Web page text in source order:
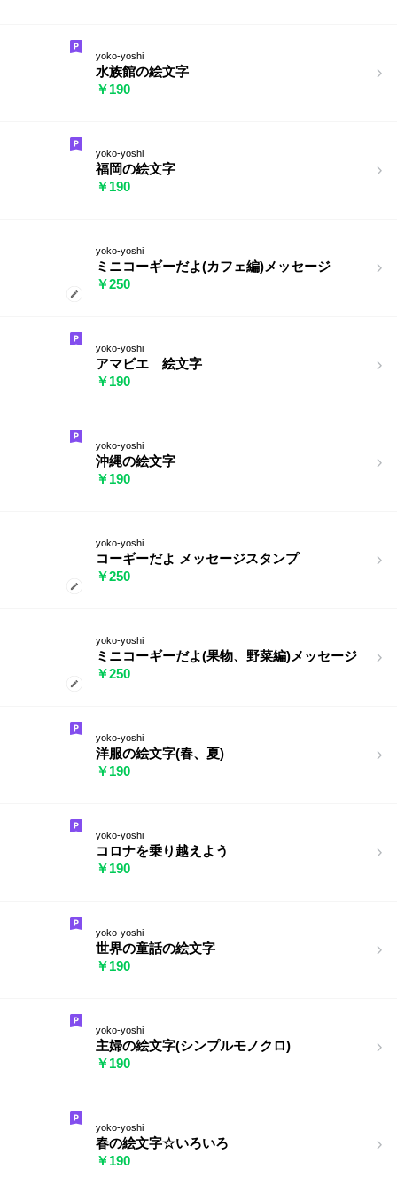
yoko-yoshi
水族館の絵文字
￥190
yoko-yoshi
福岡の絵文字
￥190
yoko-yoshi
ミニコーギーだよ(カフェ編)メッセージ
￥250
yoko-yoshi
アマビエ 絵文字
￥190
yoko-yoshi
沖縄の絵文字
￥190
yoko-yoshi
コーギーだよ メッセージスタンプ
￥250
yoko-yoshi
ミニコーギーだよ(果物、野菜編)メッセージ
￥250
yoko-yoshi
洋服の絵文字(春、夏)
￥190
yoko-yoshi
コロナを乗り越えよう
￥190
yoko-yoshi
世界の童話の絵文字
￥190
yoko-yoshi
主婦の絵文字(シンプルモノクロ)
￥190
yoko-yoshi
春の絵文字☆いろいろ
￥190